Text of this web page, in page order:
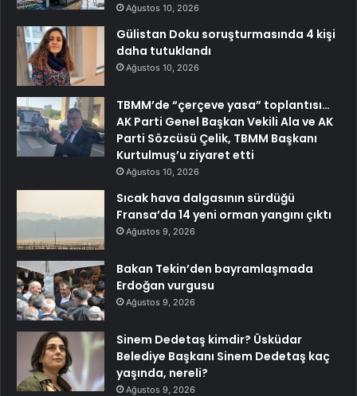
Ağustos 10, 2026
Gülistan Doku soruşturmasında 4 kişi
daha tutuklandı
Ağustos 10, 2026
TBMM’de “çerçeve yasa” toplantısı…
AK Parti Genel Başkan Vekili Ala ve AK
Parti Sözcüsü Çelik, TBMM Başkanı
Kurtulmuş’u ziyaret etti
Ağustos 10, 2026
Sıcak hava dalgasının sürdüğü
Fransa’da 14 yeni orman yangını çıktı
Ağustos 9, 2026
Bakan Tekin’den bayramlaşmada
Erdoğan vurgusu
Ağustos 9, 2026
Sinem Dedetaş kimdir? Üsküdar
Belediye Başkanı Sinem Dedetaş kaç
yaşında, nereli?
Ağustos 9, 2026